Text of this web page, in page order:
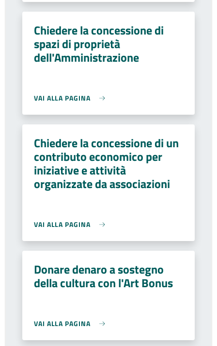
Chiedere la concessione di
spazi di proprietà
dell'Amministrazione
VAI ALLA PAGINA
Chiedere la concessione di un
contributo economico per
iniziative e attività
organizzate da associazioni
VAI ALLA PAGINA
Donare denaro a sostegno
della cultura con l'Art Bonus
VAI ALLA PAGINA